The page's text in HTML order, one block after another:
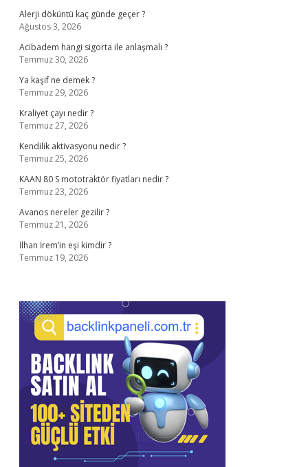
Alerji döküntü kaç günde geçer ?
Ağustos 3, 2026
Acibadem hangi sigorta ile anlaşmalı ?
Temmuz 30, 2026
Ya kaşif ne demek ?
Temmuz 29, 2026
Kraliyet çayı nedir ?
Temmuz 27, 2026
Kendilik aktivasyonu nedir ?
Temmuz 25, 2026
KAAN 80 S mototraktör fiyatları nedir ?
Temmuz 23, 2026
Avanos nereler gezilir ?
Temmuz 21, 2026
İlhan İrem’in eşi kimdir ?
Temmuz 19, 2026